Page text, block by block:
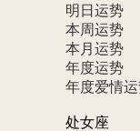
明日运势
本周运势
本月运势
年度运势
年度爱情
处女座